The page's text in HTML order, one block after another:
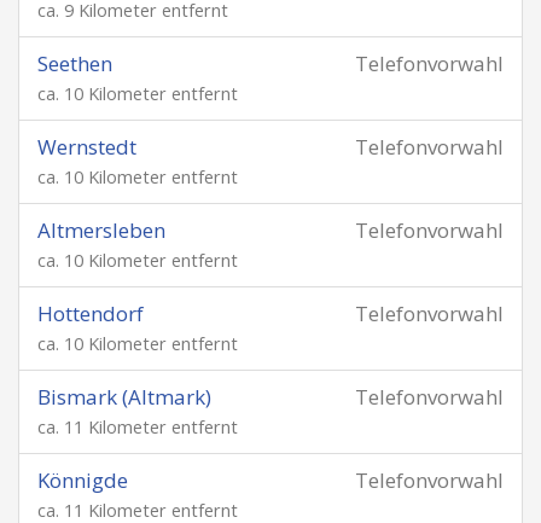
ca. 9 Kilometer entfernt
Telefonvorwahl
Seethen
ca. 10 Kilometer entfernt
Telefonvorwahl
Wernstedt
ca. 10 Kilometer entfernt
Telefonvorwahl
Altmersleben
ca. 10 Kilometer entfernt
Telefonvorwahl
Hottendorf
ca. 10 Kilometer entfernt
Telefonvorwahl
Bismark (Altmark)
ca. 11 Kilometer entfernt
Telefonvorwahl
Könnigde
ca. 11 Kilometer entfernt